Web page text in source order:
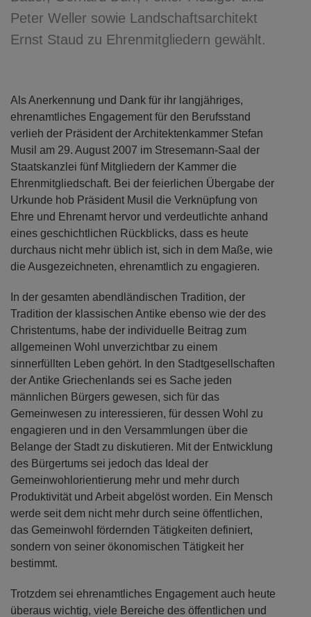
Peter Weller sowie Landschaftsarchitekt
Ernst Staud zu Ehrenmitgliedern gewählt.
Als Anerkennung und Dank für ihr langjähriges,
ehrenamtliches Engagement für den Berufsstand
verlieh der Präsident der Architektenkammer Stefan
Musil am 29. August 2007 im Stresemann-Saal der
Staatskanzlei fünf Mitgliedern der Kammer die
Ehrenmitgliedschaft. Bei der feierlichen Übergabe der
Urkunde hob Präsident Musil die Verknüpfung von
Ehre und Ehrenamt hervor und verdeutlichte anhand
eines geschichtlichen Rückblicks, dass es heute
durchaus nicht mehr üblich ist, sich in dem Maße, wie
die Ausgezeichneten, ehrenamtlich zu engagieren.
In der gesamten abendländischen Tradition, der
Tradition der klassischen Antike ebenso wie der des
Christentums, habe der individuelle Beitrag zum
allgemeinen Wohl unverzichtbar zu einem
sinnerfüllten Leben gehört. In den Stadtgesellschaften
der Antike Griechenlands sei es Sache jeden
männlichen Bürgers gewesen, sich für das
Gemeinwesen zu interessieren, für dessen Wohl zu
engagieren und in den Versammlungen über die
Belange der Stadt zu diskutieren. Mit der Entwicklung
des Bürgertums sei jedoch das Ideal der
Gemeinwohlorientierung mehr und mehr durch
Produktivität und Arbeit abgelöst worden. Ein Mensch
werde seit dem nicht mehr durch seine öffentlichen,
das Gemeinwohl fördernden Tätigkeiten definiert,
sondern von seiner ökonomischen Tätigkeit her
bestimmt.
Trotzdem sei ehrenamtliches Engagement auch heute
überaus wichtig, viele Bereiche des öffentlichen und